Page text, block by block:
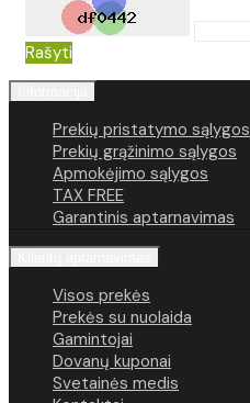
Rašyti
Prekių pristatymo sąlygos
Prekių grąžinimo sąlygos
Apmokėjimo sąlygos
TAX FREE
Garantinis aptarnavimas
Visos prekės
Prekės su nuolaida
Gamintojai
Dovanų kuponai
Svetainės medis